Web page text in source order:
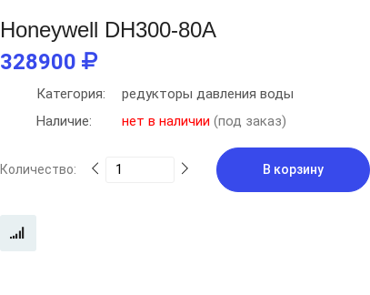
Honeywell DH300-80A
328900
Категория:
редукторы давления воды
Наличие:
нет в наличии (под заказ)
Количество: В корзину